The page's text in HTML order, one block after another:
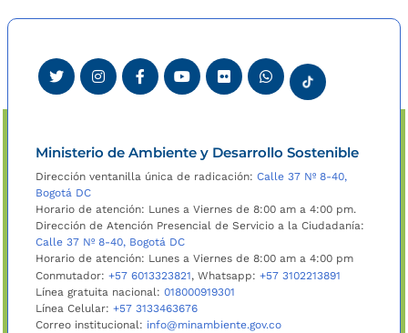
Ministerio de Ambiente y Desarrollo Sostenible
Dirección ventanilla única de radicación: Calle 37 Nº 8-40,
Bogotá DC
Horario de atención: Lunes a Viernes de 8:00 am a 4:00 pm.
Dirección de Atención Presencial de Servicio a la Ciudadanía:
Calle 37 Nº 8-40, Bogotá DC
Horario de atención: Lunes a Viernes de 8:00 am a 4:00 pm
Conmutador: +57 6013323821, Whatsapp: +57 3102213891
Línea gratuita nacional: 018000919301
Línea Celular: +57 3133463676
Correo institucional: info@minambiente.gov.co